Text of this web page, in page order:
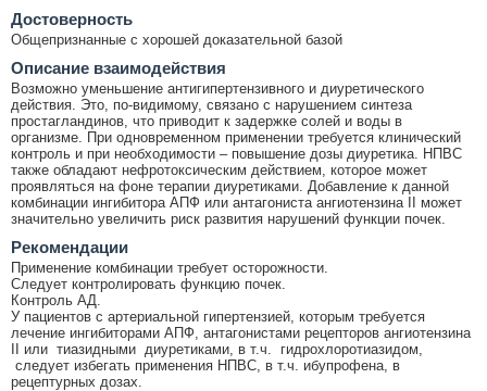
Достоверность
Общепризнанные с хорошей доказательной базой
Описание взаимодействия
Возможно уменьшение антигипертензивного и диуретического
действия. Это, по-видимому, связано с нарушением синтеза
простагландинов, что приводит к задержке солей и воды в
организме. При одновременном применении требуется клинический
контроль и при необходимости – повышение дозы диуретика. НПВС
также обладают нефротоксическим действием, которое может
проявляться на фоне терапии диуретиками. Добавление к данной
комбинации ингибитора АПФ или антагониста ангиотензина II может
значительно увеличить риск развития нарушений функции почек.
Рекомендации
Применение комбинации требует осторожности.
Следует контролировать функцию почек.
Контроль АД.
У пациентов с артериальной гипертензией, которым требуется
лечение ингибиторами АПФ, антагонистами рецепторов ангиотензина
II или тиазидными диуретиками, в т.ч. гидрохлоротиазидом,
следует избегать применения НПВС, в т.ч. ибупрофена, в
рецептурных дозах.